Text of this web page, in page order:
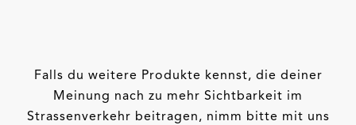
Falls du weitere Produkte kennst, die deiner
Meinung nach zu mehr Sichtbarkeit im
Strassenverkehr beitragen, nimm bitte mit uns